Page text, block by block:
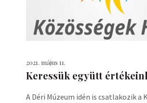
2021. május 11.
Keressük együtt
A Déri Múzeum idén is csatlakozik a